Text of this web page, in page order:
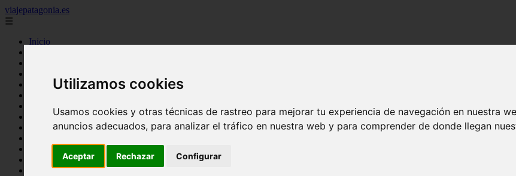
Utilizamos cookies
Usamos cookies y otras técnicas de rastreo para mejorar tu experiencia de navegación en nuestra
anuncios adecuados, para analizar el tráfico en nuestra web y para comprender de donde llegan
Aceptar Rechazar Configurar
viajepatagonia.es
☰
Inicio
benidorm
c cordoba
c entre rios
c generalidades del pais
c neuquen
c provincias
c rio negro